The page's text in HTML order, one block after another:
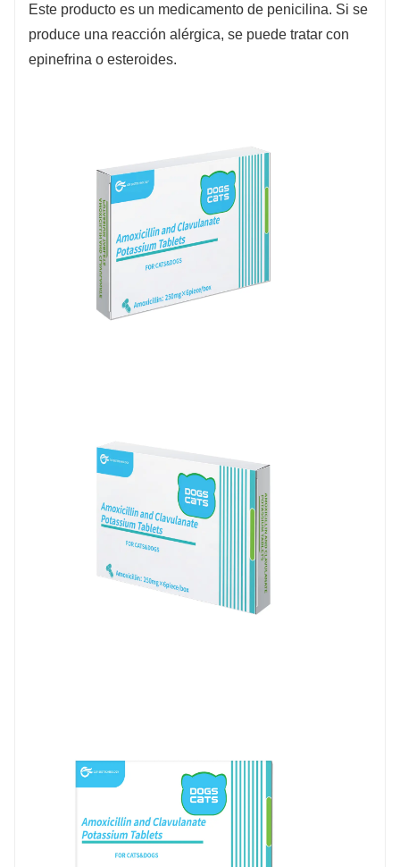
Este producto es un medicamento de penicilina. Si se
produce una reacción alérgica, se puede tratar con
epinefrina o esteroides.